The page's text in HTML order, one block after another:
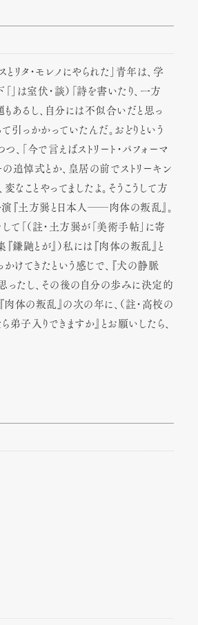
リタ・モレノにやられた」青年は、学
は室伏・談）「詩を書いたり、一方
あるし、自分には不似合いだと思っ
引っかかっていたんだ。おどりという
「今で言えばストリート・パフォーマ
の追悼式とか、皇居の前でストリーキン
なことやってましたよ。そうこうして方
演『土方巽と日本人──肉体の叛乱』。
て「（註・土方巽が「美術手帖」に寄
鼬とが』）私には『肉体の叛乱』と
けてきたという感じで、『犬の静脈
ったし、その後の自分の歩みに決定的
肉体の叛乱』の次の年に、（註・高校の
弟子入りできますか』とお願いしたら、